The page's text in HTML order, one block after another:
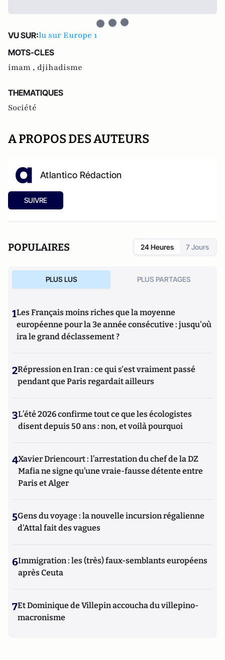
VU SUR:lu sur Europe 1
MOTS-CLES
imam , djihadisme
THEMATIQUES
Société
A PROPOS DES AUTEURS
Atlantico Rédaction
SUIVRE
POPULAIRES 24 Heures 7 Jours
PLUS LUS PLUS PARTAGES
1Les Français moins riches que la moyenne
européenne pour la 3e année consécutive : jusqu'où
ira le grand déclassement ?
2Répression en Iran : ce qui s'est vraiment passé
pendant que Paris regardait ailleurs
3L’été 2026 confirme tout ce que les écologistes
disent depuis 50 ans : non, et voilà pourquoi
4Xavier Driencourt : l’arrestation du chef de la DZ
Mafia ne signe qu’une vraie-fausse détente entre
Paris et Alger
5Gens du voyage : la nouvelle incursion régalienne
d'Attal fait des vagues
6Immigration : les (très) faux-semblants européens
après Ceuta
7Et Dominique de Villepin accoucha du villepino-
macronisme